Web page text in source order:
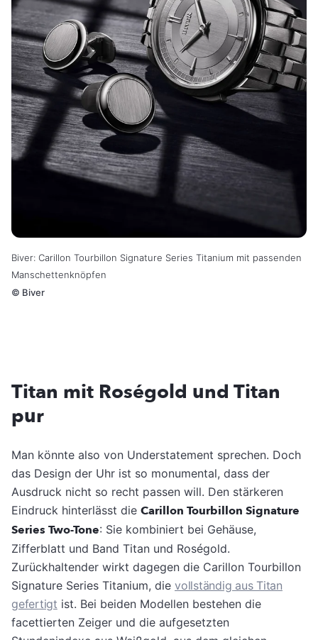
Biver: Carillon Tourbillon Signature Series Titanium mit passenden
Manschettenknöpfen
© Biver
Titan mit Roségold und Titan
pur
Man könnte also von Understatement sprechen. Doch
das Design der Uhr ist so monumental, dass der
Ausdruck nicht so recht passen will. Den stärkeren
Eindruck hinterlässt die Carillon Tourbillon Signature
Series Two-Tone: Sie kombiniert bei Gehäuse,
Zifferblatt und Band Titan und Roségold.
Zurückhaltender wirkt dagegen die Carillon Tourbillon
Signature Series Titanium, die vollständig aus Titan
gefertigt ist. Bei beiden Modellen bestehen die
facettierten Zeiger und die aufgesetzten